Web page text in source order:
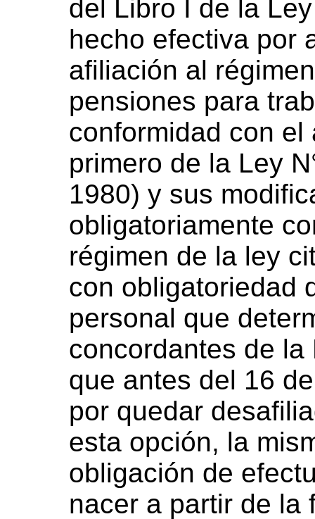
del Libro I de la
hecho efectiva por
afiliación al
pensiones para
conformidad con
primero de la Ley
1980) y sus
obligatoriamente
régimen de la ley
con obligatoriedad
personal que
concordantes de la
que antes del 16
por quedar
esta opción, la
obligación de
nacer a partir de la